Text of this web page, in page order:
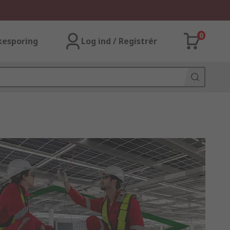
Log ind / Registrér
0